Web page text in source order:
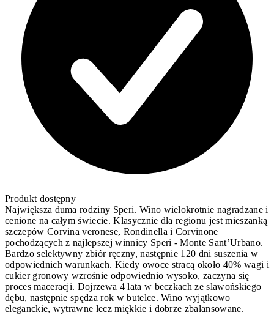
Produkt dostępny
Największa duma rodziny Speri. Wino wielokrotnie nagradzane i
cenione na całym świecie. Klasycznie dla regionu jest mieszanką
szczepów Corvina veronese, Rondinella i Corvinone
pochodzących z najlepszej winnicy Speri - Monte Sant’Urbano.
Bardzo selektywny zbiór ręczny, następnie 120 dni suszenia w
odpowiednich warunkach. Kiedy owoce stracą około 40% wagi i
cukier gronowy wzrośnie odpowiednio wysoko, zaczyna się
proces maceracji. Dojrzewa 4 lata w beczkach ze slawońskiego
dębu, następnie spędza rok w butelce. Wino wyjątkowo
eleganckie, wytrawne lecz miękkie i dobrze zbalansowane.